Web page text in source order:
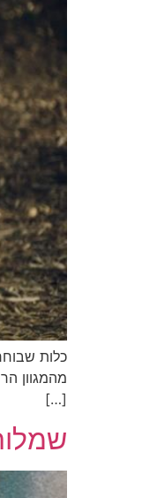
כלות
מהמגוון
[…]
שמלות